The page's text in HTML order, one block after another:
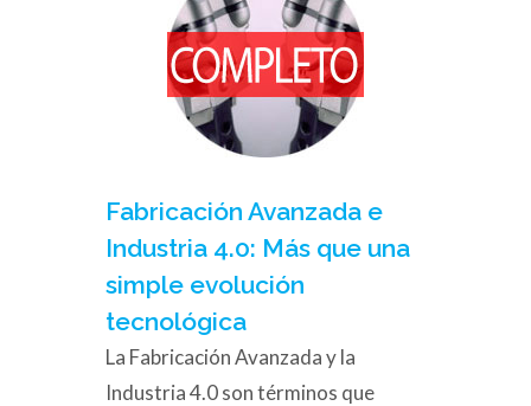
Fabricación Avanzada e
Industria 4.0: Más que una
simple evolución
tecnológica
La Fabricación Avanzada y la
Industria 4.0 son términos que